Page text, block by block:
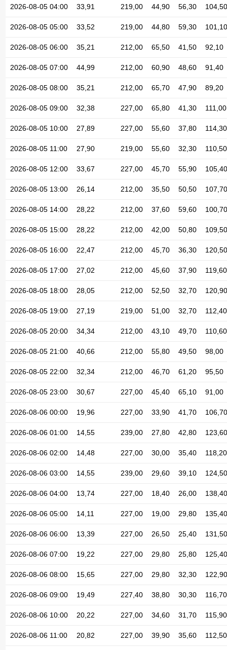
2026-08-05 04:00 33,91 219,00 44,90 56,30 104,50
2026-08-05 05:00 33,52 219,00 44,80 59,30 101,10
2026-08-05 06:00 35,21 212,00 65,50 41,50 92,10
2026-08-05 07:00 44,99 212,00 60,90 48,60 91,40
2026-08-05 08:00 35,21 212,00 65,70 47,90 89,20
2026-08-05 09:00 32,38 227,00 65,80 41,30 111,00
2026-08-05 10:00 27,89 227,00 55,60 37,80 114,30
2026-08-05 11:00 27,90 219,00 55,60 32,30 110,50
2026-08-05 12:00 33,67 227,00 45,70 55,90 105,40
2026-08-05 13:00 26,14 212,00 35,50 50,50 107,70
2026-08-05 14:00 28,22 212,00 37,60 59,60 100,70
2026-08-05 15:00 28,22 212,00 42,00 50,80 109,50
2026-08-05 16:00 22,47 212,00 45,70 36,30 120,50
2026-08-05 17:00 27,02 212,00 45,60 37,90 119,60
2026-08-05 18:00 28,05 212,00 52,50 32,70 120,90
2026-08-05 19:00 27,19 219,00 51,00 32,70 112,40
2026-08-05 20:00 34,34 212,00 43,10 49,70 110,60
2026-08-05 21:00 40,66 212,00 55,80 49,50 98,00
2026-08-05 22:00 32,34 212,00 46,70 61,20 95,50
2026-08-05 23:00 30,67 227,00 45,40 65,10 91,00
2026-08-06 00:00 19,96 227,00 33,90 41,70 106,70
2026-08-06 01:00 14,55 239,00 27,80 42,80 123,60
2026-08-06 02:00 14,48 227,00 30,00 35,40 118,20
2026-08-06 03:00 14,55 239,00 29,60 39,10 124,50
2026-08-06 04:00 13,74 227,00 18,40 26,00 138,40
2026-08-06 05:00 14,11 227,00 19,00 29,80 135,40
2026-08-06 06:00 13,39 227,00 26,50 25,40 131,50
2026-08-06 07:00 19,22 227,00 29,80 25,80 125,40
2026-08-06 08:00 15,65 227,00 29,80 32,30 122,90
2026-08-06 09:00 19,49 227,40 38,80 30,30 116,70
2026-08-06 10:00 20,22 227,00 34,60 31,70 115,90
2026-08-06 11:00 20,82 227,00 39,90 35,60 112,50